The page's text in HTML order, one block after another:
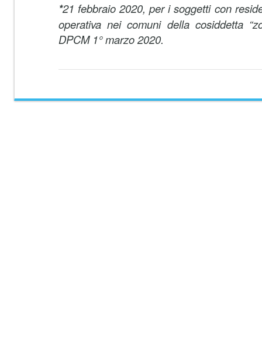
*21 febbraio 2020, per i soggetti con
operativa nei comuni della cosiddetta
DPCM 1° marzo 2020.